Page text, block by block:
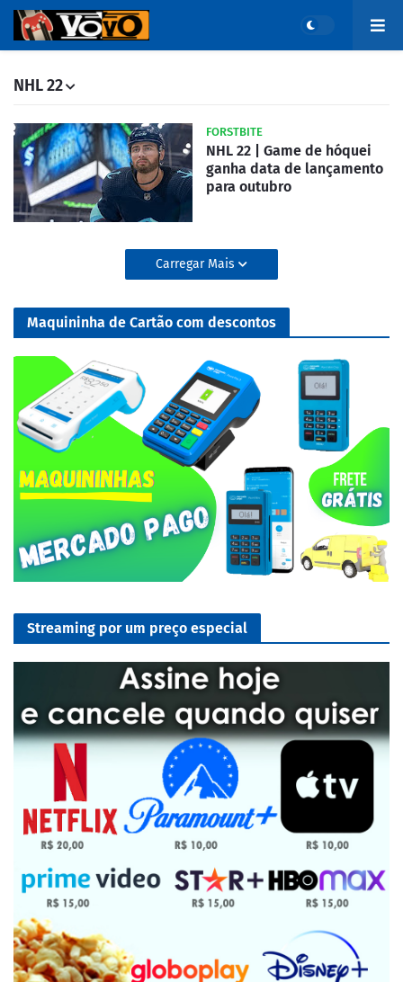
NHL 22
FORSTBITE
NHL 22 | Game de hóquei
ganha data de lançamento
para outubro
Carregar Mais
Maquininha de Cartão com descontos
Streaming por um preço especial